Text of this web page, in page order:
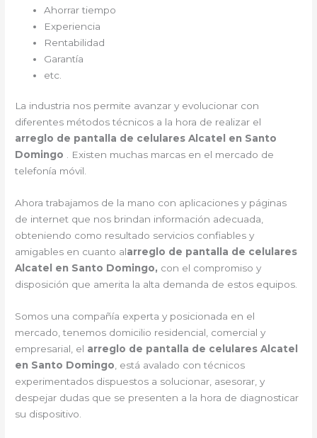
Ahorrar tiempo
Experiencia
Rentabilidad
Garantía
etc.
La industria nos permite avanzar y evolucionar con
diferentes métodos técnicos a la hora de realizar el
arreglo de pantalla de celulares Alcatel en Santo
Domingo . Existen muchas marcas en el mercado de
telefonía móvil.
Ahora trabajamos de la mano con aplicaciones y páginas
de internet que nos brindan información adecuada,
obteniendo como resultado servicios confiables y
amigables en cuanto alarreglo de pantalla de celulares
Alcatel en Santo Domingo, con el compromiso y
disposición que amerita la alta demanda de estos equipos.
Somos una compañía experta y posicionada en el
mercado, tenemos domicilio residencial, comercial y
empresarial, el arreglo de pantalla de celulares Alcatel
en Santo Domingo , está avalado con técnicos
experimentados dispuestos a solucionar, asesorar, y
despejar dudas que se presenten a la hora de diagnosticar
su dispositivo.